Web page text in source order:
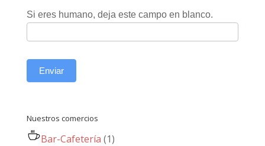
Si eres humano, deja este campo en blanco.
Enviar
Nuestros comercios
Bar-Cafetería (1)